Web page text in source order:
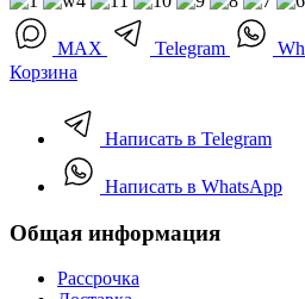
MAX Telegram
Корзина
Написать в Telegram
Написать в WhatsApp
Общая информация
Рассрочка